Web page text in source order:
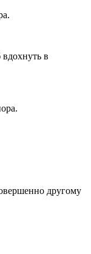
в
другому